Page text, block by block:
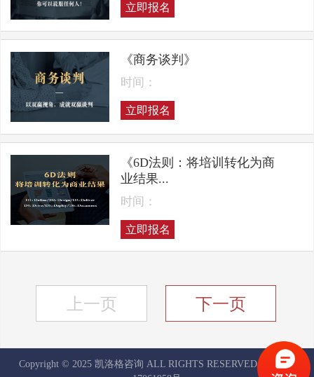
立即报名
《商务谈判》
时间：
立即报名
《6D法则：将培训转化为商
业结果...
时间：
立即报名
上一页 下一页
Copyright © 2025 凯洛格咨询 ALL RIGHTS RESERVED
京ICP备